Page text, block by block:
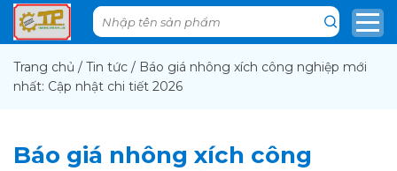
Trang chủ / Tin tức / Báo giá nhông xích công nghiệp mới
nhất: Cập nhật chi tiết 2026
Báo giá nhông xích công